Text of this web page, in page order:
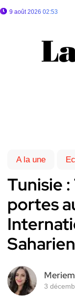
9 août 2026 02:53
A la une
Tunisie
portes
3